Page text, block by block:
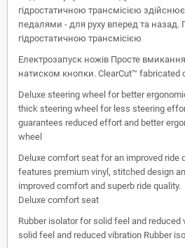
гідростатичною трансмісією
педалями - для руху вперед та назад.
гідростатичною трансмісією
Електрозапуск ножів Просте
натиском кнопки. ClearCut™ fabricated
Deluxe steering wheel for better
thick steering wheel for less steering
guarantees reduced effort and better
wheel
Deluxe comfort seat for an improved ride
features premium vinyl, stitched design
improved comfort and superb ride quality.
Deluxe comfort seat
Rubber isolator for solid feel and reduced
solid feel and reduced vibration Rubber